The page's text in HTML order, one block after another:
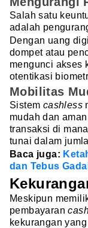
Salah satu
adalah
Dengan uang
dompet atau
mengunci akses
otentikasi
Mobilitas
Sistem cashless
mudah dan
transaksi di
tunai dalam
Baca juga:
dan Tebus
Meskipun
pembayaran
kekurangan